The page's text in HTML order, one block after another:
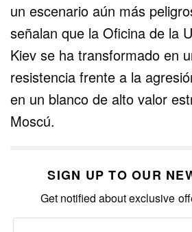
un escenario aún más
señalan que la Oficina de la
Kiev se ha transformado en
resistencia frente a la
en un blanco de alto valor
Moscú.
SIGN UP TO OUR
Get notified about exclusive